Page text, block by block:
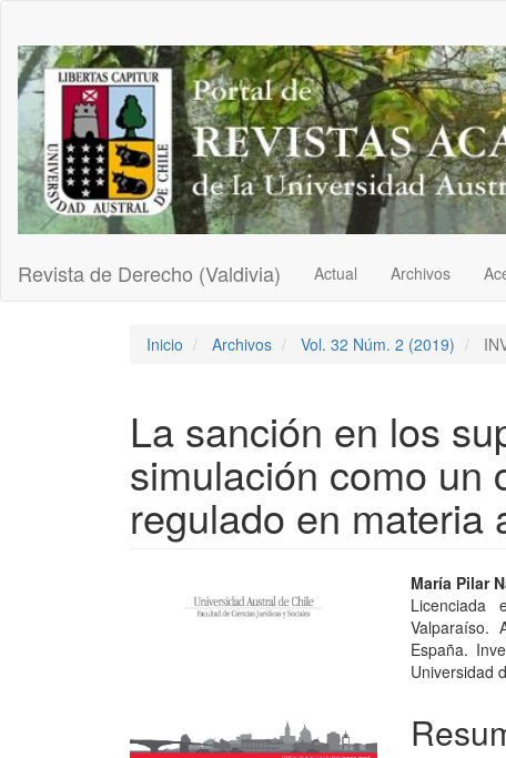
Contenido
principal
Barra
lateral
Revista de Derecho (Valdivia) Actual Archivos
Inicio Archivos Vol. 32 Núm. 2 (2019)
La sanción en los
simulación como un
regulado en materia
Barra
lateral
del
María Pilar
Licenciada
Valparaíso.
España.
Universidad